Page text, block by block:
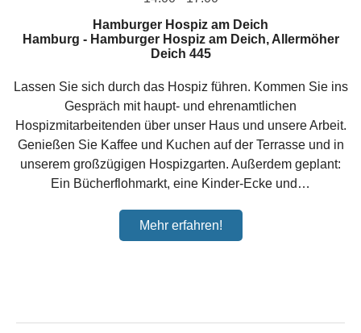
Hamburger Hospiz am Deich
Hamburg - Hamburger Hospiz am Deich, Allermöher
Deich 445
Lassen Sie sich durch das Hospiz führen. Kommen Sie ins
Gespräch mit haupt- und ehrenamtlichen
Hospizmitarbeitenden über unser Haus und unsere Arbeit.
Genießen Sie Kaffee und Kuchen auf der Terrasse und in
unserem großzügigen Hospizgarten. Außerdem geplant:
Ein Bücherflohmarkt, eine Kinder-Ecke und…
Mehr erfahren!